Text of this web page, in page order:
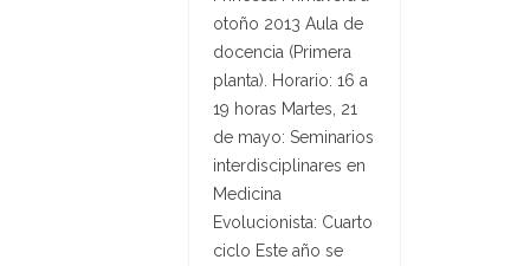
otoño 2013 Aula de
docencia (Primera
planta). Horario: 16 a
19 horas Martes, 21
de mayo: Seminarios
interdisciplinares en
Medicina
Evolucionista: Cuarto
ciclo Este año se